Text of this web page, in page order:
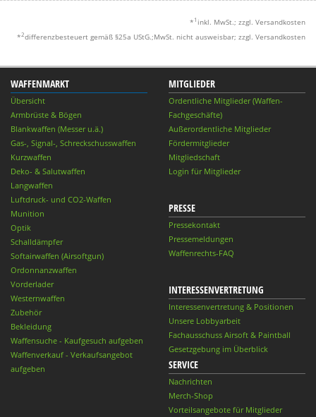
* 1 inkl. MwSt.; zzgl. Versandkosten
*2differenzbesteuert gemäß §25a UStG.;MwSt. nicht ausweisbar; zzgl. Versandkosten
WAFFENMARKT
Übersicht
Armbrüste & Bögen
Blankwaffen (Messer u.ä.)
Gas-, Signal-, Schreckschusswaffen
Kurzwaffen
Deko- & Salutwaffen
Langwaffen
Luftdruck- und CO2-Waffen
Munition
Optik
Schalldämpfer
Softairwaffen (Airsoftgun)
Ordonnanzwaffen
Vorderlader
Westernwaffen
Zubehör
Bekleidung
Waffensuche - Kaufgesuch aufgeben
Waffenverkauf - Verkaufsangebot
aufgeben
MITGLIEDER
Ordentliche Mitglieder (Waffen-
Fachgeschäfte)
Außerordentliche Mitglieder
Fördermitglieder
Mitgliedschaft
Login für Mitglieder
PRESSE
Pressekontakt
Pressemeldungen
Waffenrechts-FAQ
INTERESSENVERTRETUNG
Interessenvertretung & Positionen
Unsere Lobbyarbeit
Fachausschuss Airsoft & Paintball
Gesetzgebung im Überblick
SERVICE
Nachrichten
Merch-Shop
Vorteilsangebote für Mitglieder